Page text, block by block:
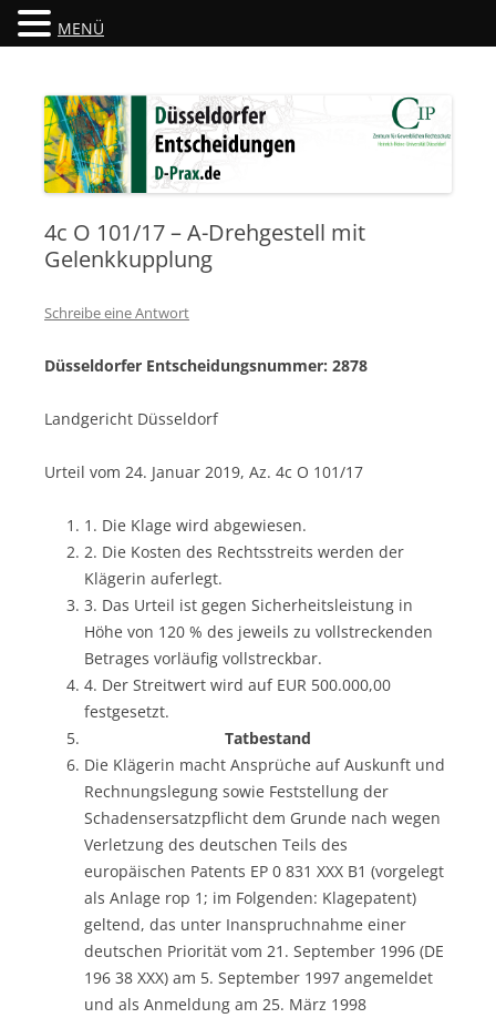
Düsseldorfer Entscheidungen
4c O 101/17 – A-Drehgestell mit
Gelenkkupplung
Schreibe eine Antwort
Düsseldorfer Entscheidungsnummer: 2878
Landgericht Düsseldorf
Urteil vom 24. Januar 2019, Az. 4c O 101/17
1. Die Klage wird abgewiesen.
2. Die Kosten des Rechtsstreits werden der
Klägerin auferlegt.
3. Das Urteil ist gegen Sicherheitsleistung in
Höhe von 120 % des jeweils zu vollstreckenden
Betrages vorläufig vollstreckbar.
4. Der Streitwert wird auf EUR 500.000,00
festgesetzt.
Tatbestand
Die Klägerin macht Ansprüche auf Auskunft und
Rechnungslegung sowie Feststellung der
Schadensersatzpflicht dem Grunde nach wegen
Verletzung des deutschen Teils des
europäischen Patents EP 0 831 XXX B1 (vorgelegt
als Anlage rop 1; im Folgenden: Klagepatent)
geltend, das unter Inanspruchnahme einer
deutschen Priorität vom 21. September 1996 (DE
196 38 XXX) am 5. September 1997 angemeldet
und als Anmeldung am 25. März 1998
MENÜ